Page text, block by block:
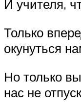
И учителя,
Только
окунуться
Но только
нас не